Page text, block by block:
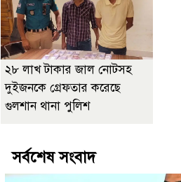
২৮ লাখ টাকার জাল নোটসহ
দুইজনকে গ্রেফতার করেছে
গুলশান থানা পুলিশ
সর্বশেষ সংবাদ